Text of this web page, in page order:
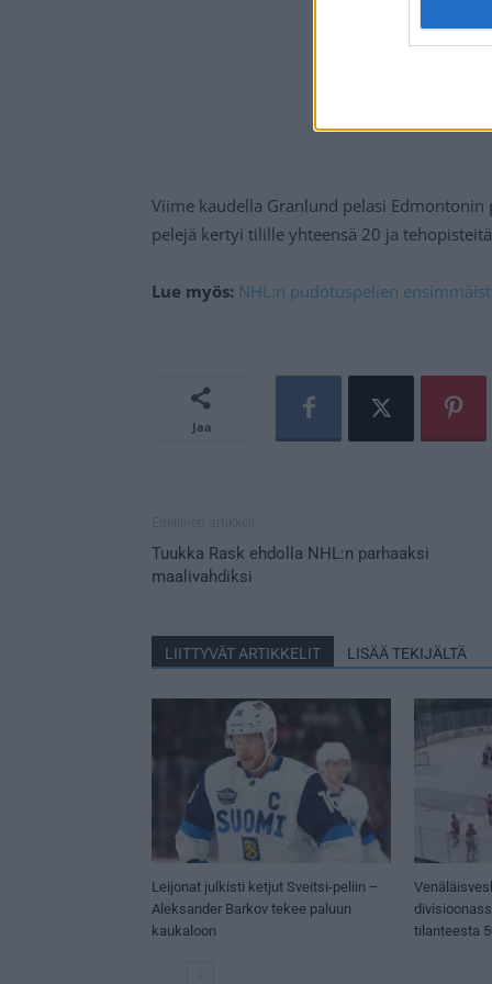
Viime kaudella Granlund pelasi Edmontonin
pelejä kertyi tilille yhteensä 20 ja
Lue myös: NHL:n pudotuspelien
Jaa
Tuukka Rask ehdolla NHL:n parhaaksi
maalivahdiksi
LIITTYVÄT ARTIKKELIT LISÄÄ TEKIJÄLTÄ
Leijonat julkisti ketjut Sveitsi-peliin –
Aleksander Barkov tekee paluun
kaukaloon
tilanteesta